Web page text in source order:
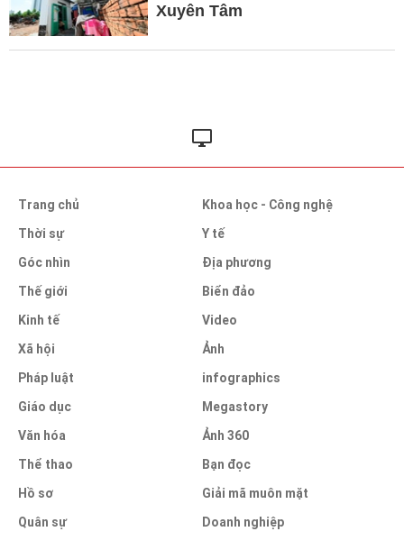
Xuyên Tâm
Trang chủ
Thời sự
Góc nhìn
Thế giới
Kinh tế
Xã hội
Pháp luật
Giáo dục
Văn hóa
Thể thao
Hồ sơ
Quân sự
Khoa học - Công nghệ
Y tế
Địa phương
Biển đảo
Video
Ảnh
infographics
Megastory
Ảnh 360
Bạn đọc
Giải mã muôn mặt
Doanh nghiệp